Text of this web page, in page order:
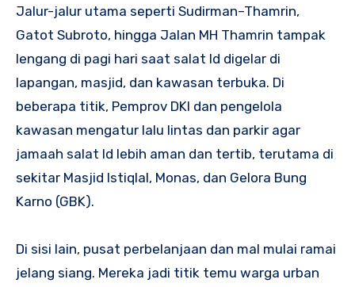
Jalur-jalur utama seperti Sudirman–Thamrin,
Gatot Subroto, hingga Jalan MH Thamrin tampak
lengang di pagi hari saat salat Id digelar di
lapangan, masjid, dan kawasan terbuka. Di
beberapa titik, Pemprov DKI dan pengelola
kawasan mengatur lalu lintas dan parkir agar
jamaah salat Id lebih aman dan tertib, terutama di
sekitar Masjid Istiqlal, Monas, dan Gelora Bung
Karno (GBK).
Di sisi lain, pusat perbelanjaan dan mal mulai ramai
jelang siang. Mereka jadi titik temu warga urban